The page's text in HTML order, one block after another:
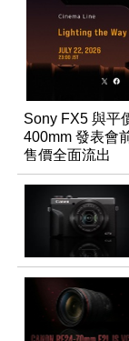
Sony FX5 與平
400mm 發表會
售價全面流出